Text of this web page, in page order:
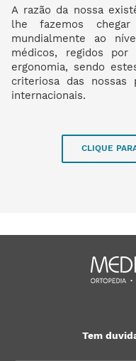
A razão da nossa
lhe fazemos
mundialmente ao
médicos, regidos
ergonomia, sendo
criteriosa das nossas
internacionais.
CLIQUE
Tem